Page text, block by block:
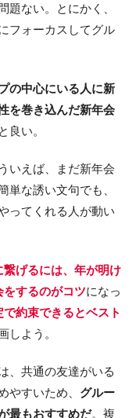
題ない。とにかく、
フォーカスしてグル
の中心にいる人に新
を巻き込んだ新年会
と良い。
いえば、まだ新年会
単な誘い文句でも、
ってくれる人が動い
げるには、年が明け
するのがコツになっ
約束できるとベスト
しよう。
、共通の友達がいる
やすいため、 グルー
最もおすすめだ。複